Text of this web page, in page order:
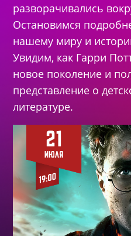
разворачивались
Остановимся
нашему миру и
Увидим, как Гарри
новое поколение и
представление о
литературе.